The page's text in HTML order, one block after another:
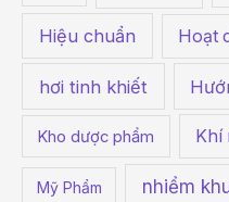
Hiệu chuẩn Hoạt
hơi tinh khiết
Kho dược phẩm Khí
Mỹ Phẩm nhiểm